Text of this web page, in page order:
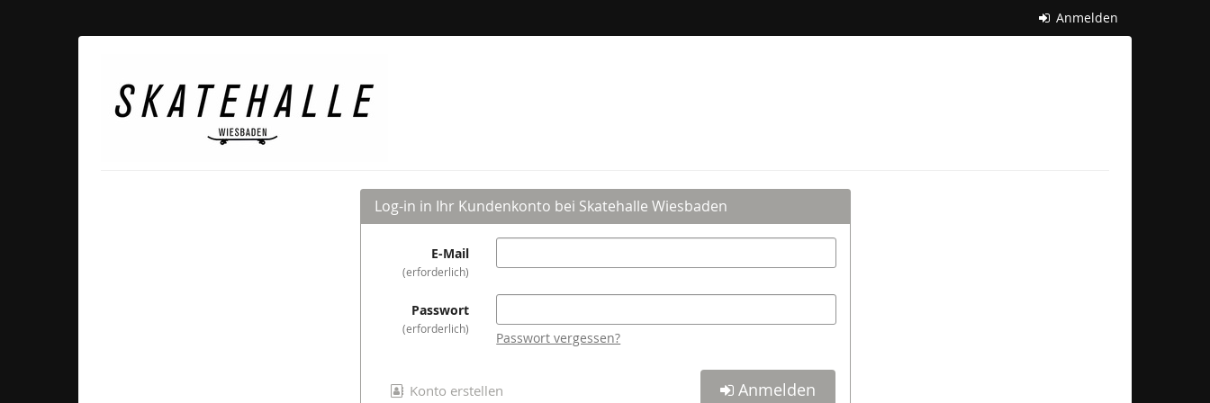
Anmelden
Skatehalle
Wiesbaden
Log-in in Ihr Kundenkonto bei Skatehalle Wiesbaden
E-Mail
erforderlich
Passwort
erforderlich
Passwort vergessen?
Konto erstellen Anmelden